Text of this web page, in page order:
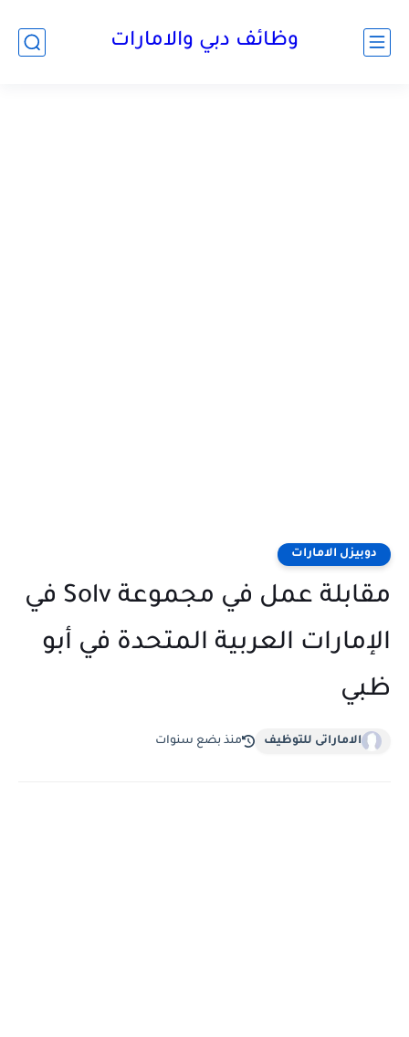
وظائف دبي والامارات
دوبيزل الامارات
مقابلة عمل في مجموعة Solv في
الإمارات العربية المتحدة في أبو
ظبي
الاماراتى للتوظيف منذ بضع سنوات